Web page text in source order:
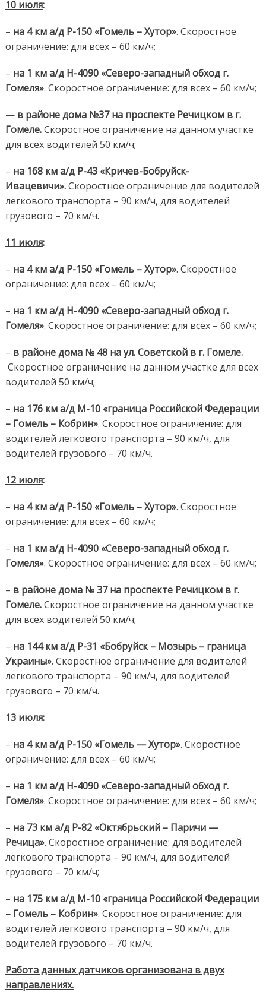
10 июля:
– на 4 км а/д Р-150 «Гомель – Хутор». Скоростное
ограничение: для всех – 60 км/ч;
– на 1 км а/д Н-4090 «Северо-западный обход г.
Гомеля». Скоростное ограничение: для всех – 60 км/ч;
— в районе дома №37 на проспекте Речицком в г.
Гомеле.Скоростное ограничение на данном участке
для всех водителей 50 км/ч;
– на 168 км а/д Р-43 «Кричев-Бобруйск-
Ивацевичи».Скоростное ограничение для водителей
легкового транспорта – 90 км/ч, для водителей
грузового – 70 км/ч.
11 июля:
– на 4 км а/д Р-150 «Гомель – Хутор». Скоростное
ограничение: для всех – 60 км/ч;
– на 1 км а/д Н-4090 «Северо-западный обход г.
Гомеля». Скоростное ограничение: для всех – 60 км/ч;
– в районе дома № 48 на ул. Советской в г. Гомеле.
Скоростное ограничение на данном участке для всех
водителей 50 км/ч;
– на 176 кма/д М-10 «граница Российской Федерации
– Гомель – Кобрин». Скоростное ограничение: для
водителей легкового транспорта – 90 км/ч, для
водителей грузового – 70 км/ч.
12 июля:
– на 4 км а/д Р-150 «Гомель – Хутор». Скоростное
ограничение: для всех – 60 км/ч;
– на 1 км а/д Н-4090 «Северо-западный обход г.
Гомеля». Скоростное ограничение: для всех – 60 км/ч;
– в районе дома № 37 на проспекте Речицком в г.
Гомеле.Скоростное ограничение на данном участке
для всех водителей 50 км/ч;
– на 144 кма/д Р-31 «Бобруйск – Мозырь – граница
Украины». Скоростное ограничение для водителей
легкового транспорта – 90 км/ч, для водителей
грузового – 70 км/ч.
13 июля:
– на 4 км а/д Р-150 «Гомель — Хутор». Скоростное
ограничение: для всех – 60 км/ч;
– на 1 км а/д Н-4090 «Северо-западный обход г.
Гомеля». Скоростное ограничение: для всех – 60 км/ч;
– на 73 км а/д Р-82 «Октябрьский – Паричи —
Речица». Скоростное ограничение: для водителей
легкового транспорта – 90 км/ч, для водителей
грузового – 70 км/ч;
– на 175 кма/д М-10 «граница Российской Федерации
– Гомель – Кобрин». Скоростное ограничение: для
водителей легкового транспорта – 90 км/ч, для
водителей грузового – 70 км/ч.
Работа данных датчиковорганизована в двух
направлениях.